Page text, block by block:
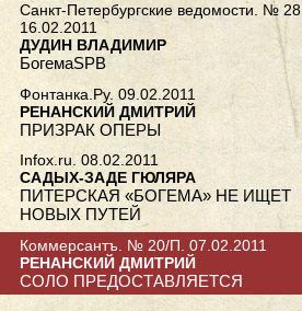
Санкт-Петербургские ведомости. № 28.
16.02.2011
ДУДИН ВЛАДИМИР
БогемаSPB
Фонтанка.Ру. 09.02.2011
РЕНАНСКИЙ ДМИТРИЙ
ПРИЗРАК ОПЕРЫ
Infox.ru. 08.02.2011
САДЫХ-ЗАДЕ ГЮЛЯРА
ПИТЕРСКАЯ «БОГЕМА» НЕ ИЩЕТ
НОВЫХ ПУТЕЙ
Коммерсантъ. № 20/П. 07.02.2011
РЕНАНСКИЙ ДМИТРИЙ
СОЛО ПРЕДОСТАВЛЯЕТСЯ